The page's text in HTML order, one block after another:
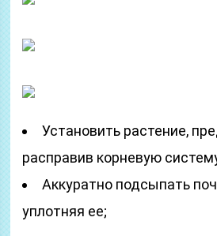
Установить растение,
расправив корневую
Аккуратно подсыпать
уплотняя ее;